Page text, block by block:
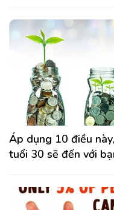
Áp dụng 10 điều
tuổi 30 sẽ đến với